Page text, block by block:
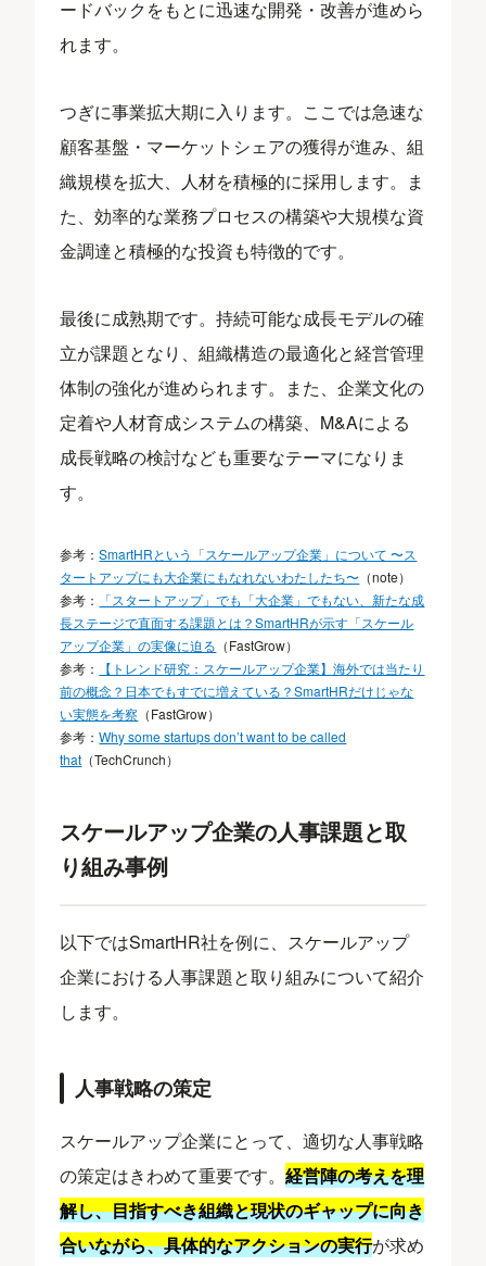
ードバックをもとに迅速な開発・改善が進めら
れます。
つぎに事業拡大期に入ります。ここでは急速な
顧客基盤・マーケットシェアの獲得が進み、組
織規模を拡大、人材を積極的に採用します。ま
た、効率的な業務プロセスの構築や大規模な資
金調達と積極的な投資も特徴的です。
最後に成熟期です。持続可能な成長モデルの確
立が課題となり、組織構造の最適化と経営管理
体制の強化が進められます。また、企業文化の
定着や人材育成システムの構築、M&Aによる
成長戦略の検討なども重要なテーマになりま
す。
参考：SmartHRという「スケールアップ企業」について 〜ス
タートアップにも大企業にもなれないわたしたち〜 （note）
参考：
「スタートアップ」でも「大企業」でもない、新たな成
長ステージで直面する課題とは？SmartHRが示す「スケール
アップ企業」の実像に迫る （FastGrow）
参考：
【トレンド研究：スケールアップ企業】海外では当たり
前の概念？日本でもすでに増えている？SmartHRだけじゃな
い実態を考察 （FastGrow）
参考：Why some startups don’t want to be called
that （TechCrunch）
スケールアップ企業の人事課題と取
り組み事例
以下ではSmartHR社を例に、スケールアップ
企業における人事課題と取り組みについて紹介
します。
人事戦略の策定
スケールアップ企業にとって、適切な人事戦略
の策定はきわめて重要です。経営陣の考えを理
解し、目指すべき組織と現状のギャップに向き
合いながら、具体的なアクションの実行が求め